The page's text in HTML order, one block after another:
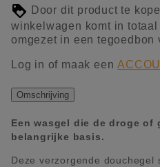
Door dit product te
winkelwagen komt in totaal
omgezet in een tegoedbon
Log in of maak een
Omschrijving
Een wasgel die de droge
belangrijke basis.
Deze verzorgende douchegel